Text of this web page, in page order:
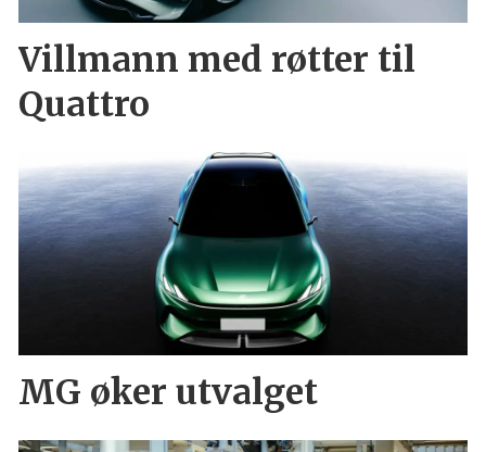
Villmann med røtter til
Quattro
MG øker utvalget